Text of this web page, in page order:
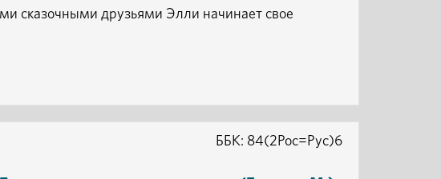
сказочными друзьями Элли начинает свое
ББК: 84(2Рос=Рус)6